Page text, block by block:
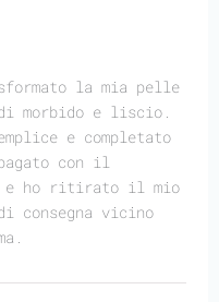
la mia pelle
morbido e liscio.
e completato
con il
e ho ritirato il mio
consegna vicino